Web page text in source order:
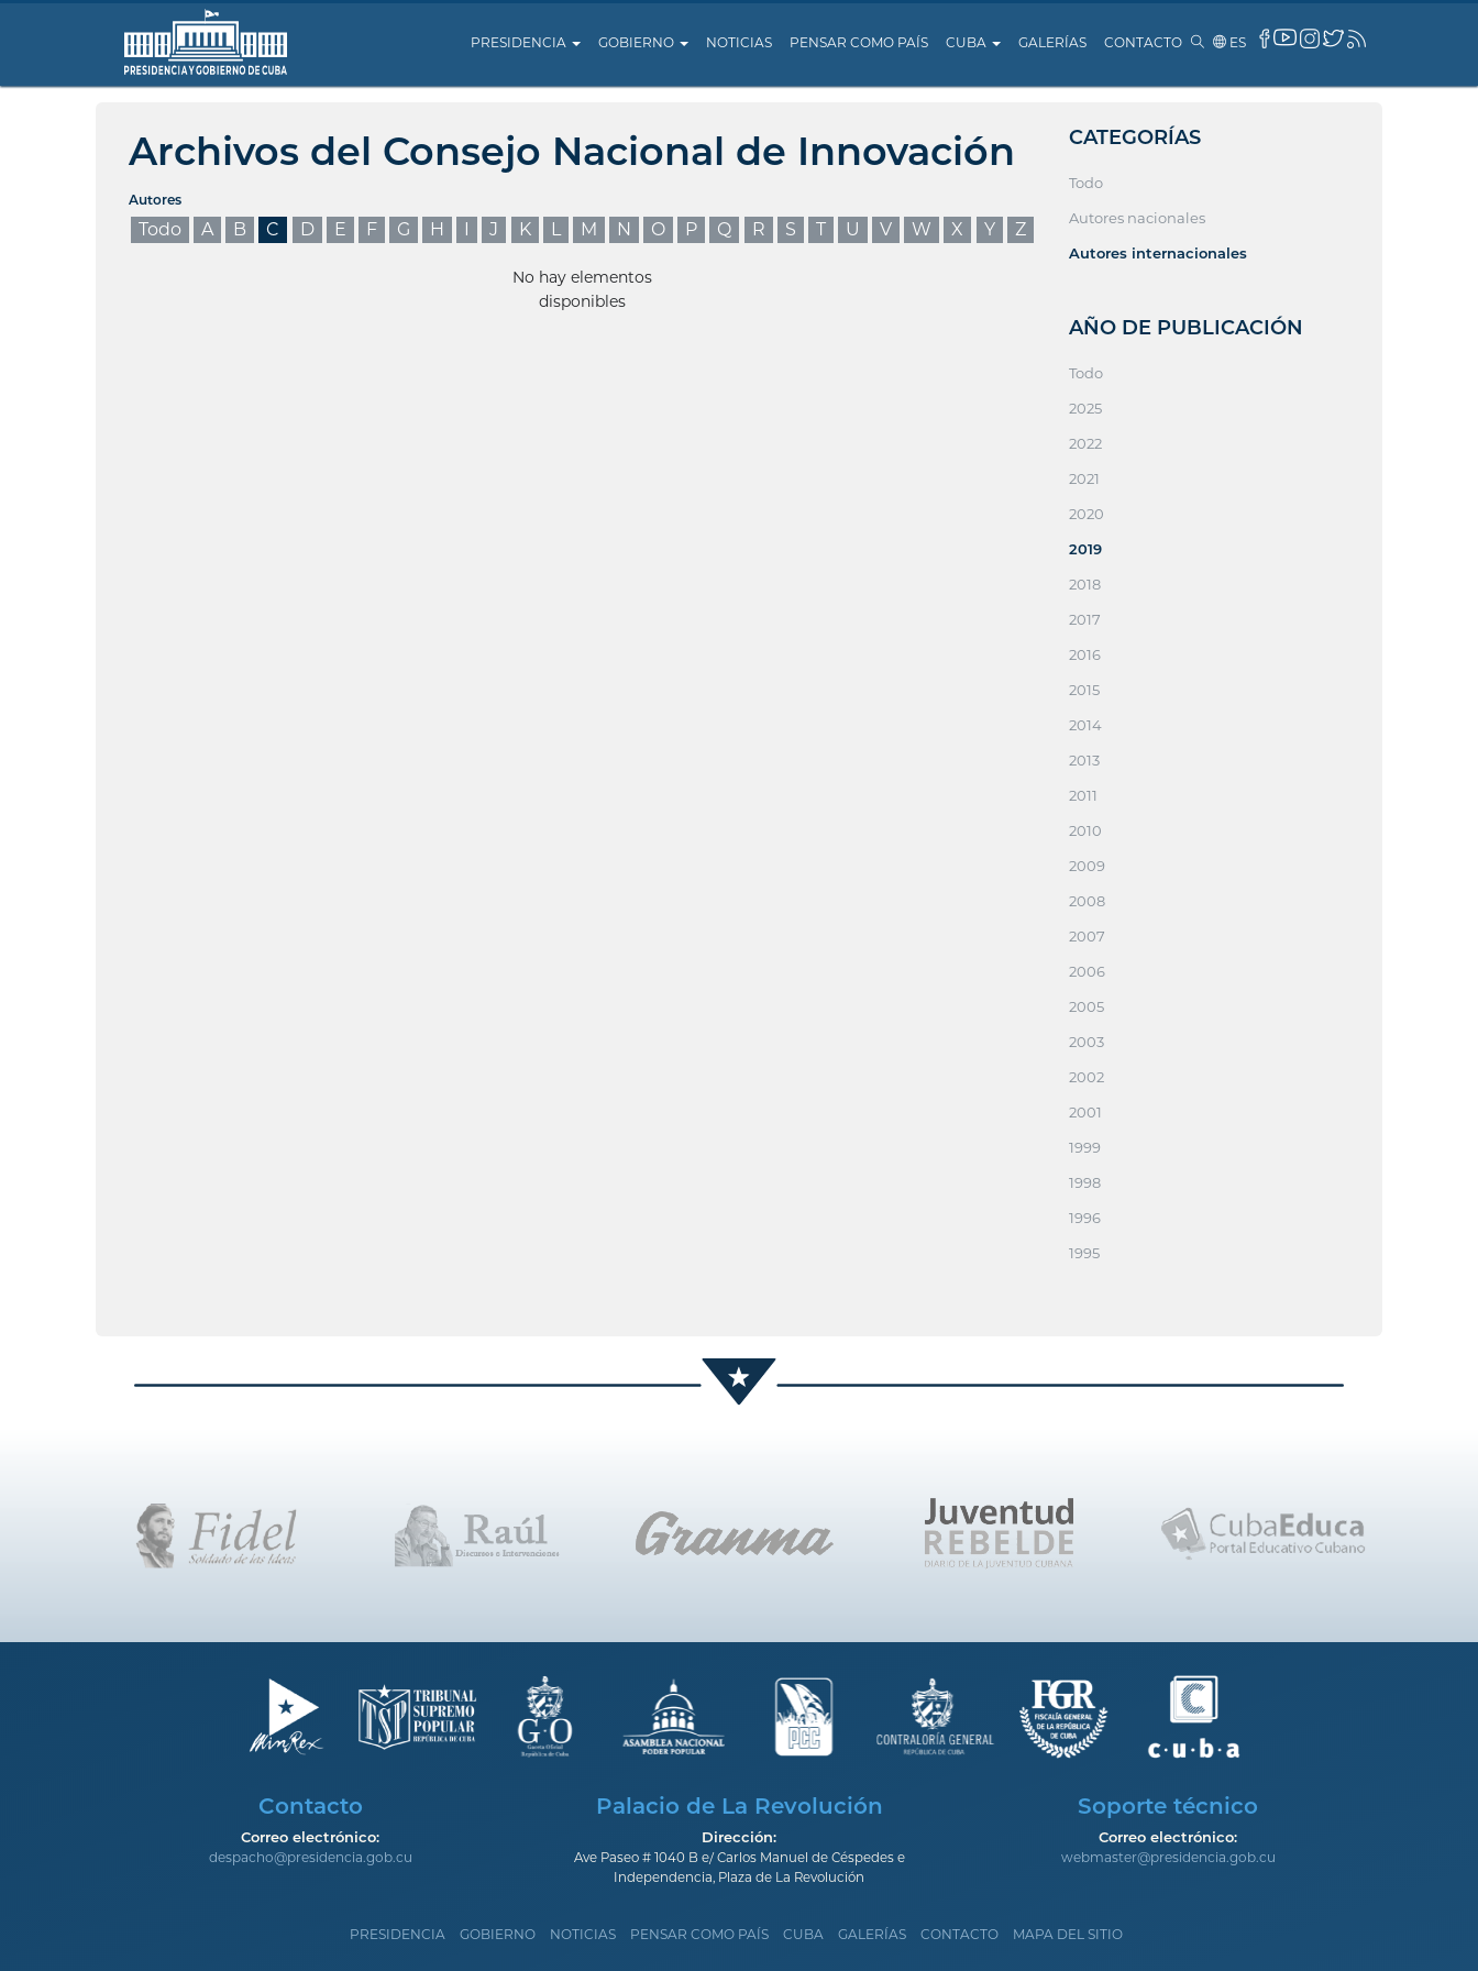
PRESIDENCIA GOBIERNO NOTICIAS PENSAR COMO PAÍS CUBA GALERÍAS CONTACTO ES
Archivos del Consejo Nacional de Innovación
Autores
Todo A B C D E F G H I J K L M N O P Q R S T U V W X Y Z
No hay elementos
disponibles
CATEGORÍAS
Todo
Autores nacionales
Autores internacionales
AÑO DE PUBLICACIÓN
Todo
2025
2022
2021
2020
2019
2018
2017
2016
2015
2014
2013
2011
2010
2009
2008
2007
2006
2005
2003
2002
2001
1999
1998
1996
1995
Contacto
Correo electrónico:
despacho@presidencia.gob.cu
Palacio de La Revolución
Dirección:
Ave Paseo # 1040 B e/ Carlos Manuel de Céspedes e
Independencia, Plaza de La Revolución
Soporte técnico
Correo electrónico:
webmaster@presidencia.gob.cu
PRESIDENCIA GOBIERNO NOTICIAS PENSAR COMO PAÍS CUBA GALERÍAS CONTACTO MAPA DEL SITIO